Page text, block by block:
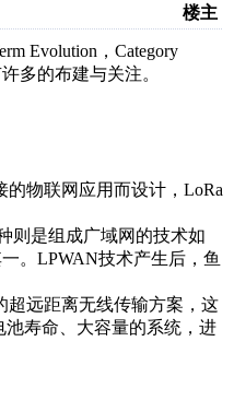
楼主
Evolution，Category
多的布建与关注。
的物联网应用而设计，LoRa
则是组成广域网的技术如
。LPWAN技术产生后，鱼
超远距离无线传输方案，这
寿命、大容量的系统，进